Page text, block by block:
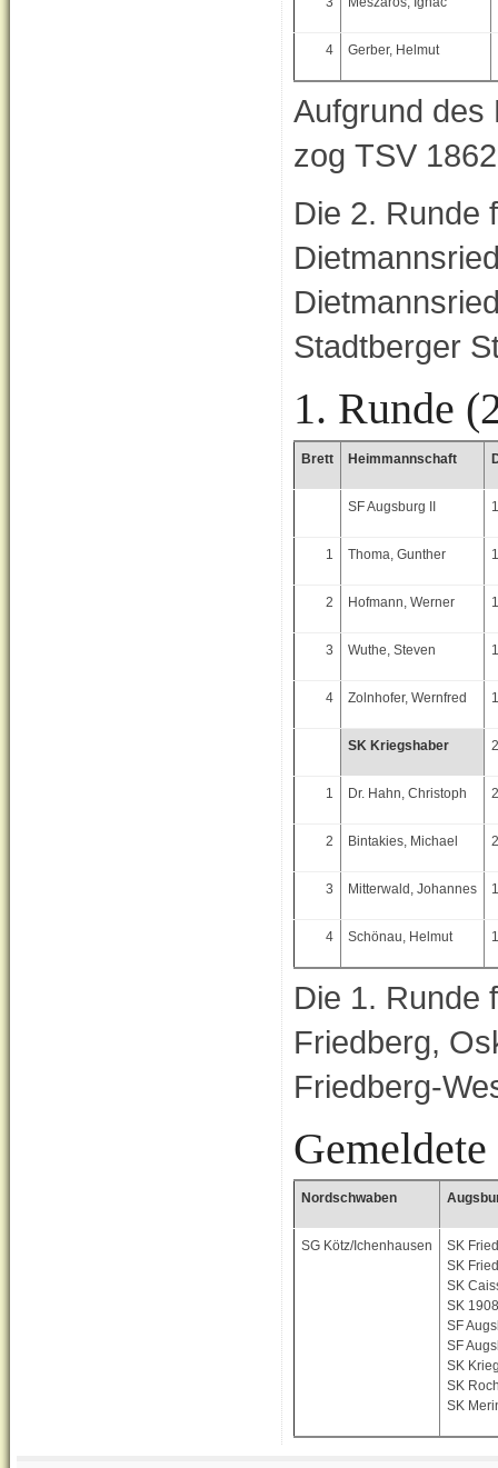
4 Gerber, Helmut
Aufgrund des
zog TSV
Die 2. Runde
Stadtberger
1. Runde
Brett Heimmannschaft
SF Augsburg II
1 Thoma, Gunther
2 Hofmann, Werner
3 Wuthe, Steven
4 Zolnhofer, Wernfred
SK Kriegshaber
1 Dr. Hahn, Christoph
2 Bintakies, Michael
3 Mitterwald, Johannes
4 Schönau, Helmut
Die 1. Runde
Friedberg,
Friedberg-
Nordschwaben
SG Kötz/Ichenhausen
SK
SK
SK
SK
SF
SF
SK
SK
SK